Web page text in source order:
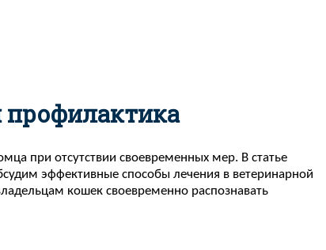
при отсутствии своевременных мер. В статье
эффективные способы лечения в ветеринарной
кошек своевременно распознавать